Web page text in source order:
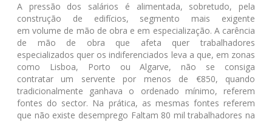
A pressão dos salários é alimentada, sobretudo, pela
construção de edifícios, segmento mais exigente
em volume de mão de obra e em especialização. A carência
de mão de obra que afeta quer trabalhadores
especializados quer os indiferenciados leva a que, em zonas
como Lisboa, Porto ou Algarve, não se consiga
contratar um servente por menos de €850, quando
tradicionalmente ganhava o ordenado mínimo, referem
fontes do sector. Na prática, as mesmas fontes referem
que não existe desemprego Faltam 80 mil trabalhadores na